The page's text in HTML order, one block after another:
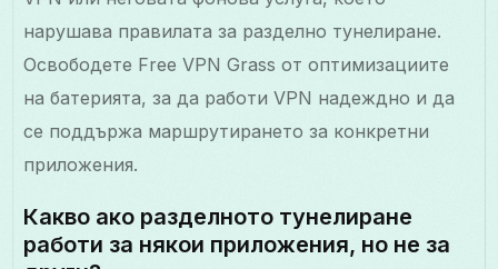
нарушава правилата за разделно тунелиране.
Освободете Free VPN Grass от оптимизациите
на батерията, за да работи VPN надеждно и да
се поддържа маршрутирането за конкретни
приложения.
Какво ако разделното тунелиране
работи за някои приложения, но не за